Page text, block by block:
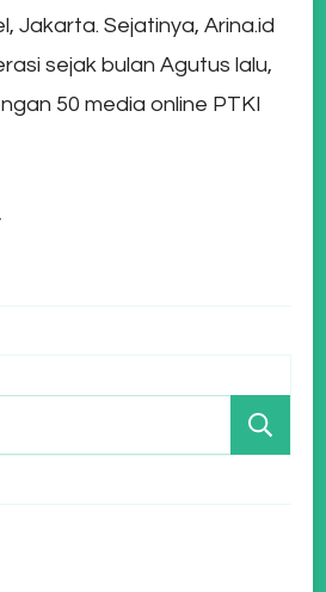
Peluncuran
Arina.id
Jakarta. Sejatinya, Arina.id
sejak bulan Agutus lalu,
50 media online PTKI